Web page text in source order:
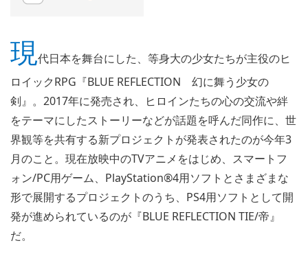
現代日本を舞台にした、等身大の少女たちが主役のヒ
ロイックRPG『BLUE REFLECTION 幻に舞う少女の
剣』。2017年に発売され、ヒロインたちの心の交流や絆
をテーマにしたストーリーなどが話題を呼んだ同作に、世
界観等を共有する新プロジェクトが発表されたのが今年3
月のこと。現在放映中のTVアニメをはじめ、スマートフ
ォン/PC用ゲーム、PlayStation®4用ソフトとさまざまな
形で展開するプロジェクトのうち、PS4用ソフトとして開
発が進められているのが『BLUE REFLECTION TIE/帝』
だ。